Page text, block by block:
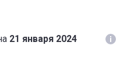
21 января 2024